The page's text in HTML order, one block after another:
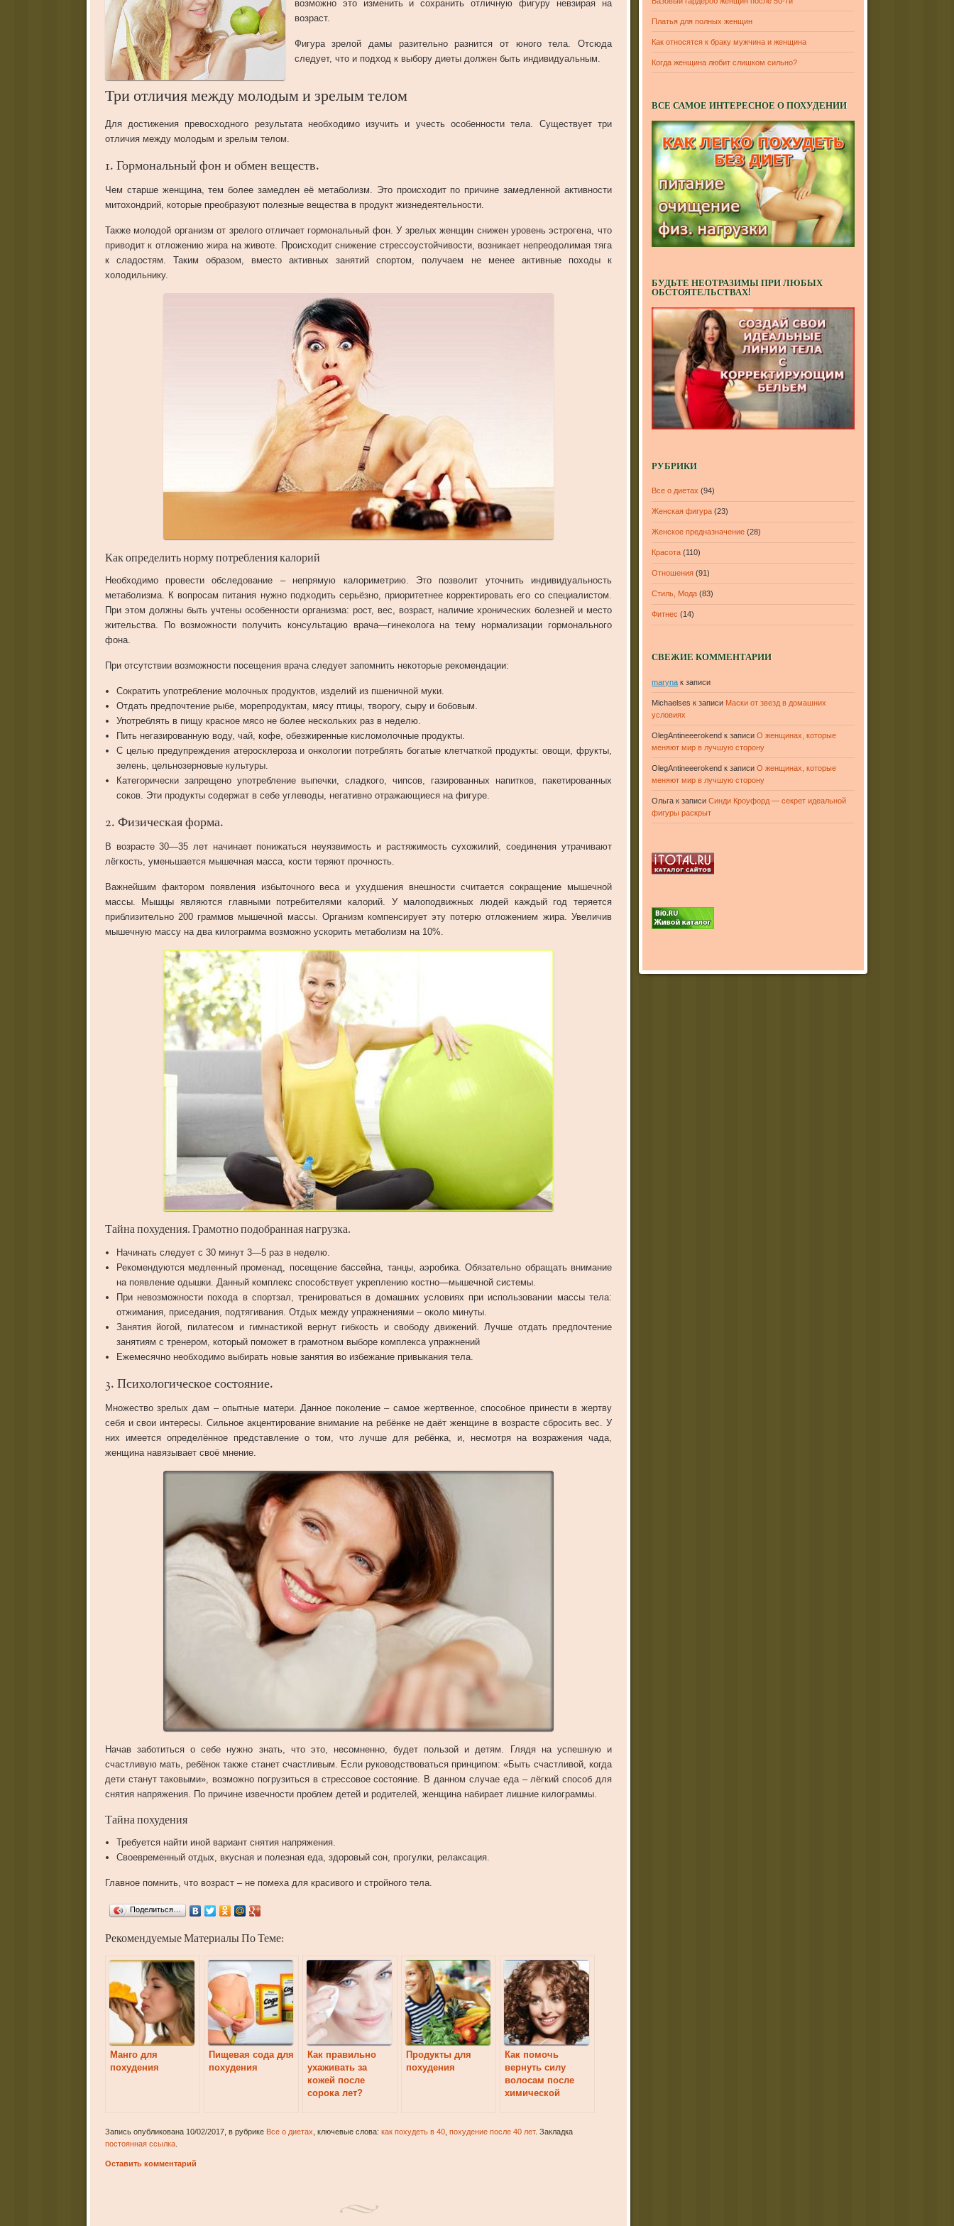
возможно
это изменить и сохранить отличную фигуру невзирая
на
возраст.
Фигура зрелой дамы разительно разнится от юного тела. Отсюда
следует, что и подход к выбору диеты должен быть индивидуальным.
Три отличия между молодым и зрелым телом
Для достижения превосходного результата необходимо изучить и учесть особенности тела Существует три
отличия между молодым и зрелым телом
1.Гормональныйфониобменвеществ.
Чем старше женщина,тем более замедлен её метаболизм Это происходит по причине замедленной активности
митохондрий, которые преобразуют полезные вещества в продукт жизнедеятельности.
Также молодой организм от зрелого отличает гормональный фон.У зрелых женщин снижен уровень эстрогена что
приводит к отложению жира на животе Происходит снижение стрессоустойчивости, возникает непреодолимая тяга
к
сладостям Таким образом вместо активных занятий спортом получаем не менее активные походы
к
холодильнику.
Какопределитьнормупотреблениякалорий
Необходимо провести обследование – непрямую калориметрию. Это позволит уточнить
индивидуальность
метаболизма. К вопросам питания нужно подходить серьёзно, приоритетнее корректировать его со специалистом.
При этом должны быть учтены особенности организма: рост, вес, возраст, наличие хронических болезней и место
жительства. По возможности получить консультацию врача—гинеколога на тему нормализации гормонального
фона.
При отсутствии возможности посещения врача следует запомнить некоторые рекомендации:
Сократить употребление молочных продуктов, изделий из пшеничной муки.
Отдать предпочтение рыбе, морепродуктам, мясу птицы, творогу, сыру и бобовым.
Употреблять в пищу красное мясо не более нескольких раз в неделю.
Пить негазированную воду, чай, кофе, обезжиренные кисломолочные продукты.
С целью предупреждения атеросклероза и онкологии потреблять богатые клетчаткой продукты:овощи, фрукты,
зелень, цельнозерновые культуры.
Категорически запрещено употребление выпечки,сладкого,чипсов, газированных напитков, пакетированных
соков. Эти продукты содержат в себе углеводы, негативно отражающиеся на фигуре.
2.Физическаяформа.
В возрасте 30—35 лет начинает понижаться неуязвимость и растяжимость сухожилий,соединения утрачивают
лёгкость, уменьшается мышечная масса, кости теряют прочность.
Важнейшим фактором появления избыточного веса и ухудшения внешности считается сокращение
мышечной
массы. Мышцыявляются главными потребителями калорий. У малоподвижных людей каждый год теряется
приблизительно 200 граммов мышечной массы. Организм компенсирует эту потерю отложением жира. Увеличив
мышечную массу на два килограмма возможно ускорить метаболизм на 10%.
Тайнапохудения.Грамотноподобраннаянагрузка.
Начинать следует с 30 минут 3—5 раз в неделю.
Рекомендуются медленный променад посещение бассейна танцы, аэробика.Обязательно обращать внимание
на появление одышки. Данный комплекс способствует укреплению костно—мышечной системы.
При невозможности похода в спортзал ,тренироваться в домашних условиях при использовании массы тела:
отжимания, приседания, подтягивания. Отдых между упражнениями– около минуты.
Занятия йогой пилатесом и гимнастикой вернут гибкость и свободу движений Лучше отдать предпочтение
занятиям с тренером который поможет в грамотном выборе комплекса упражнений
Ежемесячно необходимо выбирать новые занятия во избежание привыкания тела.
3.Психологическоесостояние.
Множество зрелых дам –опытные матери.Данное поколение– самое жертвенное,способное принести в жертву
себя и свои интересы. Сильное акцентирование внимание на ребёнке не даёт жeнщине в возрасте сбросить вес.У
них
имеется определённое представление о том, что лучше для ребёнка, и, несмотря на возражения чада,
женщина навязывает своё мнение.
Начав заботиться о себе нужно знать, что это, несомненно,будет пользой и детям. Глядя на успешную
и
счастливую мать,ребёнок также станет счастливым. Если руководствоваться принципом: «Быть счастливой, когда
дети станут таковыми», возможно погрузиться в стрессовое состояние. В данном случае еда–лёгкий способ для
снятия напряжения. По причине извечности проблем детей и родителей, женщина набирает лишние килограммы.
Тайнапохудения
Требуется найти иной вариант снятия напряжения.
Своевременный отдых, вкусная и полезная еда, здоровый сон, прогулки, релаксация.
Главное помнить, что возраст– не помеха для красивого и стройного тела.
Поделиться…
Рекомендуемые Материалы По Теме:
Манго для
похудения
Пищевая сода для
похудения
Как правильно
ухаживать за
кожей после
сорока лет?
Продукты для
похудения
Как помочь
вернуть силу
волосам после
химической
заботиться о них?
Запись опубликована 10/02/2017, в рубрике Все о диетах , ключевые слова: как похудеть в 40, похудение после 40 лет. Закладка
постоянная ссылка.
Оставить комментарий
Платья для полных женщин
Как относятся к браку мужчина и женщина
Когда женщина любит слишком сильно?
ВСЕ САМОЕ ИНТЕРЕСНОЕ О ПОХУДЕНИИ
БУДЬТЕ НЕОТРАЗИМЫ ПРИ ЛЮБЫХ
ОБСТОЯТЕЛЬСТВАХ!
РУБРИКИ
Все о диетах (94)
Женская фигура (23)
Женское предназначение (28)
Красота (110)
Отношения (91)
Стиль, Мода (83)
Фитнес (14)
СВЕЖИЕ КОММЕНТАРИИ
maryna к записи
Michaelses к записи Маски от звезд в домашних
условиях
OlegAntineeerokend к записиО женщинах, которые
меняют мир в лучшую сторону
OlegAntineeerokend к записиО женщинах, которые
меняют мир в лучшую сторону
Ольга к записиСинди Кроуфорд — секрет идеальной
фигуры раскрыт